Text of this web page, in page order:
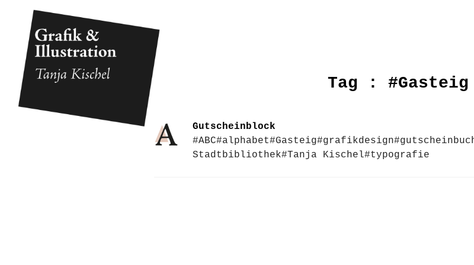
Tag : #Gasteig
Gutscheinblock
#ABC#alphabet#Gasteig#grafikdesign
Stadtbibliothek#Tanja Kischel#typografie